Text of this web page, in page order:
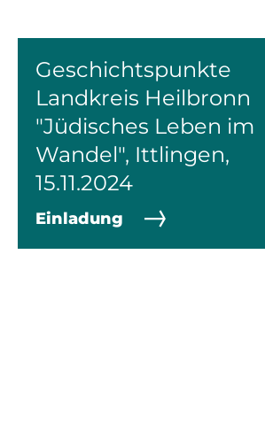
Geschichtspunkte
Landkreis Heilbronn
"Jüdisches Leben im
Wandel", Ittlingen,
15.11.2024
Einladung